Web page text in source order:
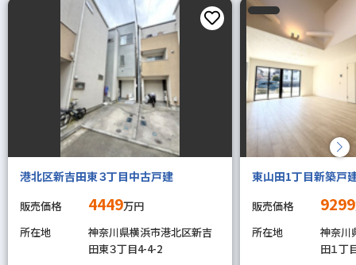
港北区新吉田東３丁目中古戸建
販売価格 4449万円
所在地
神奈川県横浜市港北区新吉
田東３丁目4-4-2
東山田1丁目新築戸
販売価格 9299
所在地
神奈川
田１丁